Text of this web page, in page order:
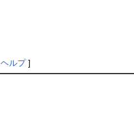
ヘルプ]